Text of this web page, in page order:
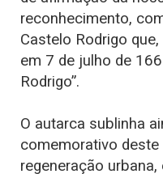
reconhecimento,
Castelo Rodrigo
em 7 de julho de
Rodrigo”.
O autarca sublinha
comemorativo
regeneração